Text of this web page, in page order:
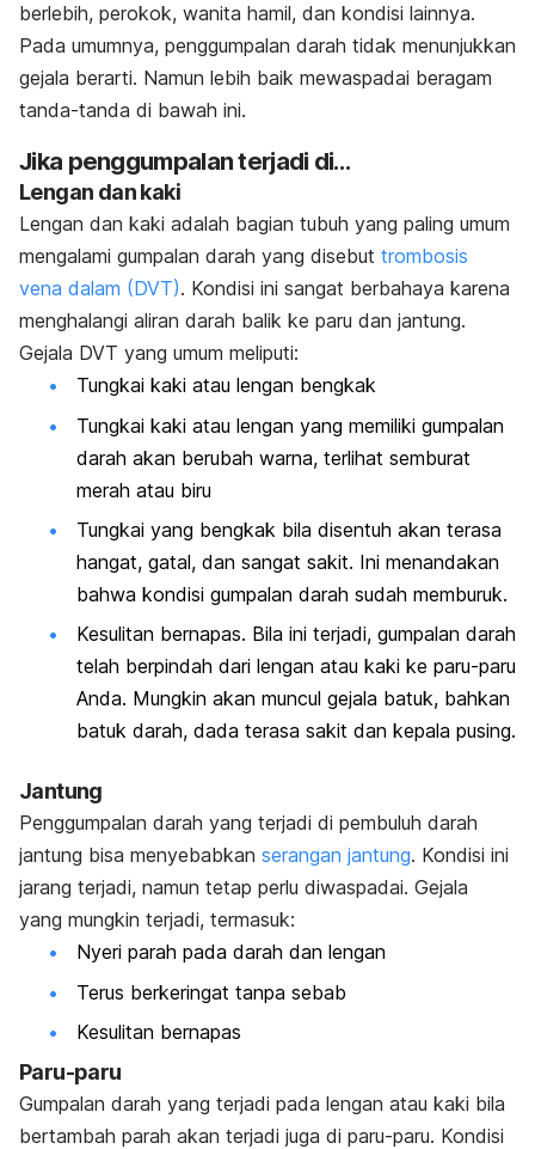
berlebih, perokok, wanita hamil, dan kondisi lainnya.
Pada umumnya, penggumpalan darah tidak menunjukkan
gejala berarti. Namun lebih baik mewaspadai beragam
tanda-tanda di bawah ini.
Jika penggumpalan terjadi di…
Lengan dan kaki
Lengan dan kaki adalah bagian tubuh yang paling umum
mengalami gumpalan darah yang disebut trombosis
vena dalam (DVT). Kondisi ini sangat berbahaya karena
menghalangi aliran darah balik ke paru dan jantung.
Gejala DVT yang umum meliputi:
Tungkai kaki atau lengan bengkak
Tungkai kaki atau lengan yang memiliki gumpalan
darah akan berubah warna, terlihat semburat
merah atau biru
Tungkai yang bengkak bila disentuh akan terasa
hangat, gatal, dan sangat sakit. Ini menandakan
bahwa kondisi gumpalan darah sudah memburuk.
Kesulitan bernapas. Bila ini terjadi, gumpalan darah
telah berpindah dari lengan atau kaki ke paru-paru
Anda. Mungkin akan muncul gejala batuk, bahkan
batuk darah, dada terasa sakit dan kepala pusing.
Jantung
Penggumpalan darah yang terjadi di pembuluh darah
jantung bisa menyebabkan serangan jantung. Kondisi ini
jarang terjadi, namun tetap perlu diwaspadai. Gejala
yang mungkin terjadi, termasuk:
Nyeri parah pada darah dan lengan
Terus berkeringat tanpa sebab
Kesulitan bernapas
Paru-paru
Gumpalan darah yang terjadi pada lengan atau kaki bila
bertambah parah akan terjadi juga di paru-paru. Kondisi